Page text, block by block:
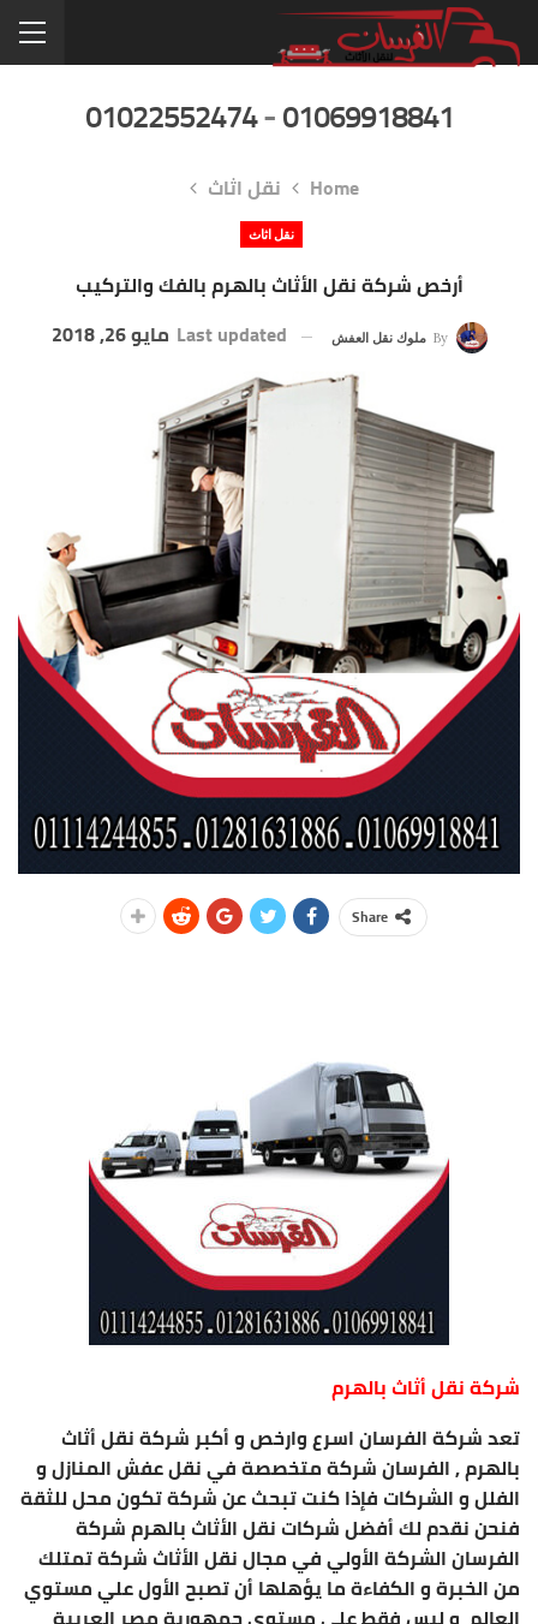
01022552474-01069918841
Home نقل اثاث
نقل اثاث
أرخص شركة نقل الأثاث بالهرم بالفك والتركيب
By ملوك نقل العفش Last updated مايو 26, 2018
Share
شركة نقل أثاث بالهرم
تعد شركة الفرسان اسرع وارخص و أكبر شركة نقل أثاث
بالهرم , الفرسان شركة متخصصة في نقل عفش المنازل و
الفلل و الشركات فإذا كنت تبحث عن شركة تكون محل للثقة
فنحن نقدم لك أفضل شركات نقل الأثاث بالهرم شركة
الفرسان الشركة الأولي في مجال نقل الأثاث شركة تمتلك
من الخبرة و الكفاءة ما يؤهلها أن تصبح الأول علي مستوي